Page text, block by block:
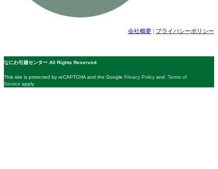
会社概要 プライバシーポリシー
なにわ引越センター All Rights Reserved.
This site is protected by reCAPTCHA and the Google Privacy Policy and Terms of
Service apply.